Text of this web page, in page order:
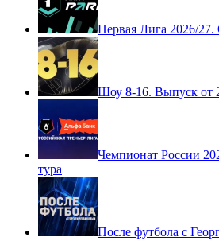
Первая Лига 2026/27.
Шоу 8-16. Выпуск от
Чемпионат России
тура
После футбола с